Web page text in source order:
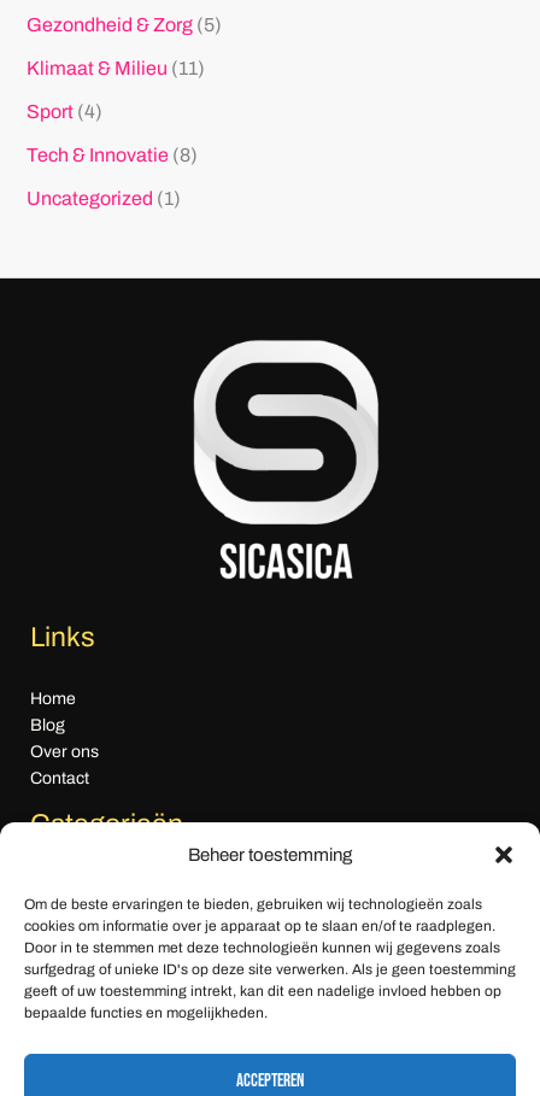
Beheer toestemming
Om de beste ervaringen te bieden, gebruiken wij technologieën zoals
cookies om informatie over je apparaat op te slaan en/of te raadplegen.
Door in te stemmen met deze technologieën kunnen wij gegevens zoals
surfgedrag of unieke ID's op deze site verwerken. Als je geen toestemming
geeft of uw toestemming intrekt, kan dit een nadelige invloed hebben op
bepaalde functies en mogelijkheden.
Accepteren
Gezondheid & Zorg(5)
Klimaat & Milieu (11)
Sport(4)
Tech & Innovatie(8)
Uncategorized (1)
Links
Home
Blog
Over ons
Contact
Categorieën
Cultuur & Media
Economie
Gezondheid & Zorg
Klimaat & Milieu
Sport